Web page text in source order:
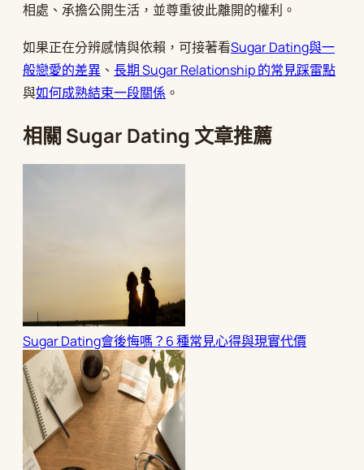
相處、承擔公開生活，並尊重彼此離開的權利。
如果正在分辨感情與依賴，可接著看Sugar Dating與一
般戀愛的差異 、 長期 Sugar Relationship 的常見踩雷點
與如何成熟結束一段關係 。
相關 Sugar Dating 文章推薦
Sugar Dating會後悔嗎？6 種常見心得與現實代價